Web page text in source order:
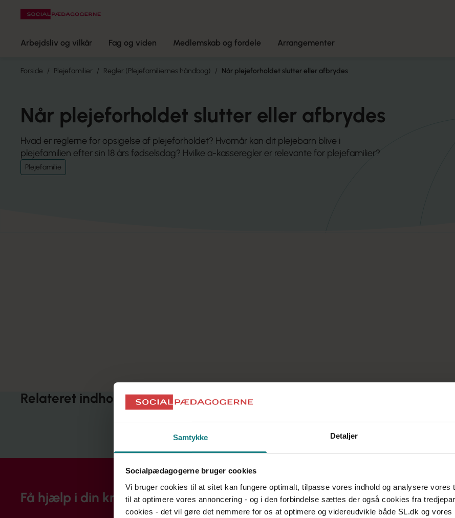
Samtykke Detaljer
Socialpædagogerne bruger cookies
Vi bruger cookies til at sitet kan fungere optimalt, tilpasse vores indhold og analysere vores
til at optimere vores annoncering - og i den forbindelse sættes der også cookies fra
cookies - det vil gøre det nemmere for os at optimere og videreudvikle både SL.dk og
Arbejdsliv og vilkår Fag og viden Medlemskab og fordele Arrangementer
Forside Plejefamilier Regler (Plejefamiliernes håndbog) Når plejeforholdet slutter eller afbrydes
Når plejeforholdet slutter eller afbrydes
Hvad er reglerne for opsigelse af plejeforholdet? Hvornår kan dit plejebarn blive i
plejefamilien efter sin 18 års fødselsdag? Hvilke a-kasseregler er relevante for plejefamilier?
Plejefamilie
Relateret indhold
Få hjælp i din kreds